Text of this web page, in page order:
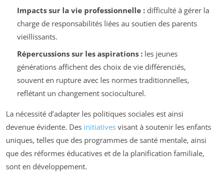
Impacts sur la vie professionnelle :difficulté à gérer la
charge de responsabilités liées au soutien des parents
vieillissants.
Répercussions sur les aspirations :les jeunes
générations affichent des choix de vie différenciés,
souvent en rupture avec les normes traditionnelles,
reflétant un changement socioculturel.
La nécessité d’adapter les politiques sociales est ainsi
devenue évidente. Des initiatives visant à soutenir les enfants
uniques, telles que des programmes de santé mentale, ainsi
que des réformes éducatives et de la planification familiale,
sont en développement.